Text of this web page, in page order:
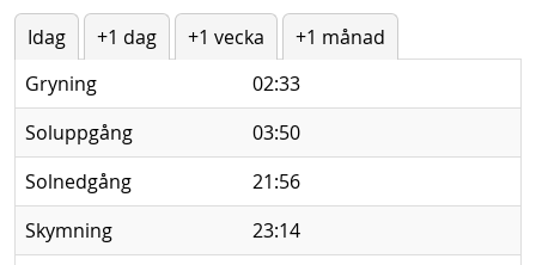
Idag +1 dag +1 vecka
+1 månad
Gryning
02:33
Soluppgång
03:50
Solnedgång
21:56
Skymning
23:14